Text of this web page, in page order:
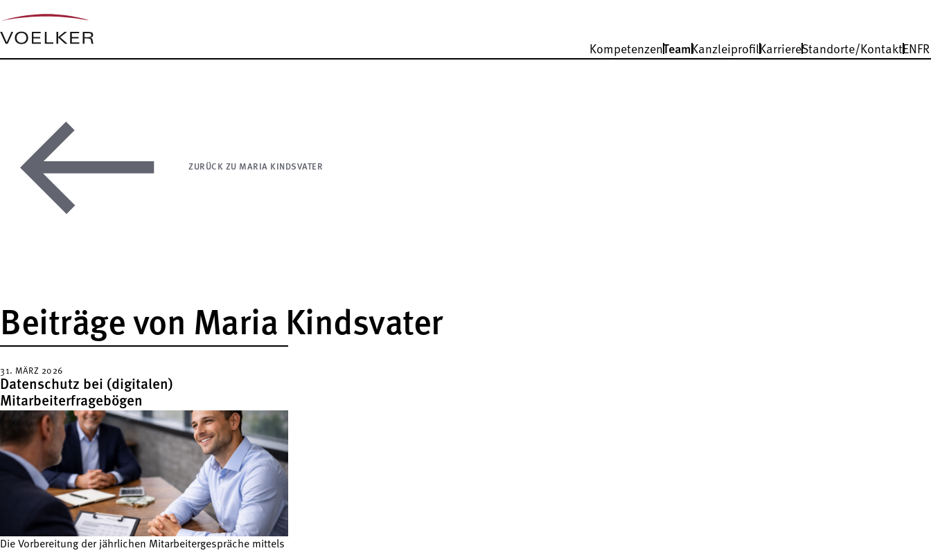
KompetenzenTeam KanzleiprofilKarriereStandorte/KontaktENFR
ZURÜCK ZU MARIA KINDSVATER
Beiträge von Maria Kindsvater
31. MÄRZ 2026
Datenschutz bei (digitalen)
Mitarbeiterfragebögen
Die Vorbereitung der jährlichen Mitarbeitergespräche mittels